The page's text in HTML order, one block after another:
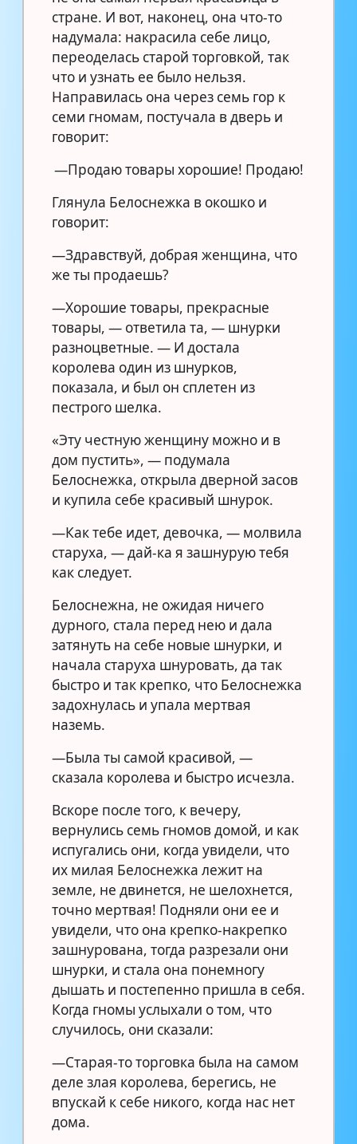
стране. И вот, наконец, она что-то
надумала: накрасила себе лицо,
переоделась старой торговкой, так
что и узнать ее было нельзя.
Направилась она через семь гор к
семи гномам, постучала в дверь и
говорит:
—Продаю товары хорошие! Продаю!
Глянула Белоснежка в окошко и
говорит:
—Здравствуй, добрая женщина, что
же ты продаешь?
—Хорошие товары, прекрасные
товары, — ответила та, — шнурки
разноцветные. — И достала
королева один из шнурков,
показала, и был он сплетен из
пестрого шелка.
«Эту честную женщину можно и в
дом пустить», — подумала
Белоснежка, открыла дверной засов
и купила себе красивый шнурок.
—Как тебе идет, девочка, — молвила
старуха, — дай-ка я зашнурую тебя
как следует.
Белоснежна, не ожидая ничего
дурного, стала перед нею и дала
затянуть на себе новые шнурки, и
начала старуха шнуровать, да так
быстро и так крепко, что Белоснежка
задохнулась и упала мертвая
наземь.
—Была ты самой красивой, —
сказала королева и быстро исчезла.
Вскоре после того, к вечеру,
вернулись семь гномов домой, и как
испугались они, когда увидели, что
их милая Белоснежка лежит на
земле, не двинется, не шелохнется,
точно мертвая! Подняли они ее и
увидели, что она крепко-накрепко
зашнурована, тогда разрезали они
шнурки, и стала она понемногу
дышать и постепенно пришла в себя.
Когда гномы услыхали о том, что
случилось, они сказали:
—Старая-то торговка была на самом
деле злая королева, берегись, не
впускай к себе никого, когда нас нет
дома.